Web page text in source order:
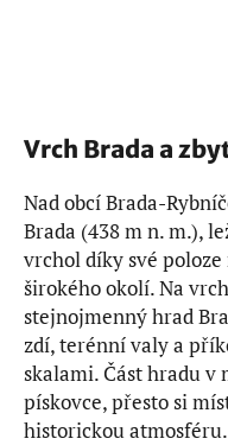
Vrch Brada a
Nad obcí Brada-
Brada (438 m n. m.),
vrchol díky své
širokého okolí. Na
stejnojmenný hrad
zdí, terénní valy a
skalami. Část hradu v
pískovce, přesto si
historickou atmosféru.